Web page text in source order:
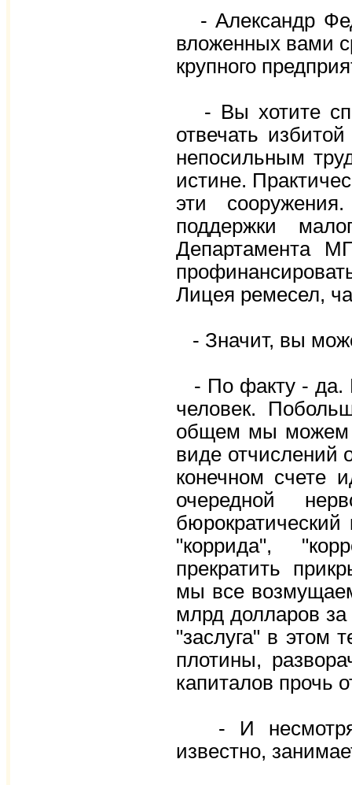
- Александр
вложенных вами
крупного
- Вы хотите
отвечать
непосильным
истине.
эти
поддержки
Департамента
Лицея ремесел,
- Значит, вы
- По факту - да.
человек.
общем мы можем
виде отчислений
конечном счете
очередной
"коррида",
прекратить
мы все
млрд долларов за
"заслуга" в этом
плотины,
капиталов прочь
- И несмотря
известно,